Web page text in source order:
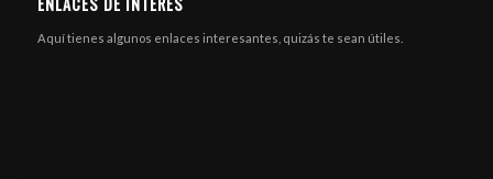
Aquí tienes algunos enlaces interesantes, quizás te sean útiles.